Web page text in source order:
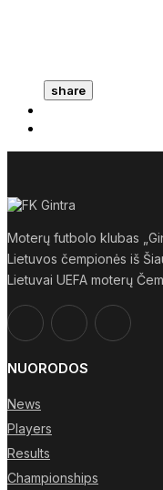
share
Moterų futbolo klubas
Lietuvos čempionės iš
Lietuvai UEFA moterų
NUORODOS
News
Players
Results
Championships